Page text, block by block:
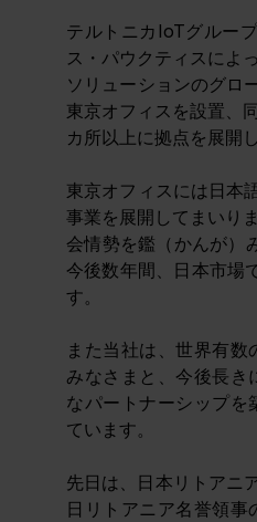
テルトニカIoTグルー
ス・パウクティスによ
ソリューションのグロ
東京オフィスを設置、
カ所以上に拠点を展開
東京オフィスには日本
事業を展開してまいり
会情勢を鑑（かんが）
今後数年間、日本市場
す。
また当社は、世界有数
みなさまと、今後長き
なパートナーシップを
ています。
先日は、 日本リトアニ
日リトアニア名誉領事